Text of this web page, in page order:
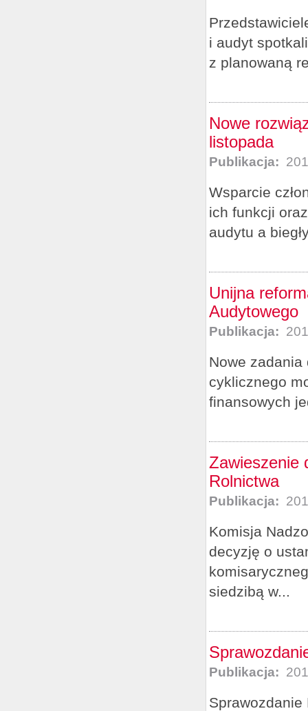
i audyt
z planowaną
Nowe
listopada
Publikacja:
Wsparcie
ich funkcji
audytu a
Unijna
Audytowego
Publikacja:
Nowe zadania
cyklicznego
finansowych
Zawieszenie
Rolnictwa
Publikacja:
Komisja
decyzję o
siedzibą w...
Publikacja:
Sprawozdanie